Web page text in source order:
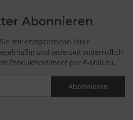
Abonnieren
mir entsprechend Ihrer
und jederzeit widerruflich
Produktsortiment per E-Mail zu.
Abonnieren